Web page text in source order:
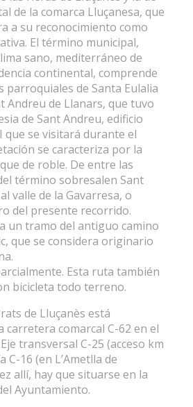
de la comarca Lluçanesa, que
a su reconocimiento como
El término municipal,
sano, mediterráneo de
continental, comprende
parroquiales de Santa Eulalia
Andreu de Llanars, que tuvo
de Sant Andreu, edificio
que se visitará durante el
se caracteriza por la
de roble. De entre las
término sobresalen Sant
valle de la Gavarresa, o
del presente recorrido.
un tramo del antiguo camino
que se considera originario
Esta ruta también
bicicleta todo terreno.
de Lluçanès está
carretera comarcal C-62 en el
transversal C-25 (acceso km
C-16 (en L’Ametlla de
allí, hay que situarse en la
Ayuntamiento.